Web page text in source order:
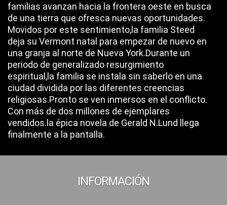
familias avanzan hacia la frontera oeste en busca
de una tierra que ofresca nuevas oportunidades.
Movidos por este sentimiento,la familia Steed
deja su Vermont natal para empezar de nuevo en
una granja al norte de Nueva York.Durante un
periodo de generalizado resurgimiento
espiritual,la familia se instala sin saberlo en una
ciudad dividida por las diferentes creencias
religiosas.Pronto se ven inmersos en el conflicto.
Con más de dos millones de ejemplares
vendidos.la épica novela de Gerald N.Lund llega
finalmente a la pantalla.
INFORMACIÓN